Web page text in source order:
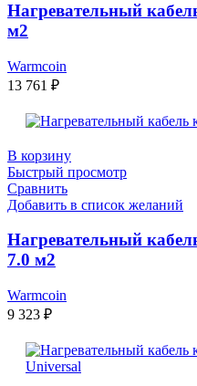
Нагревательный
м2
Warmcoin
13 761 ₽
В корзину
Быстрый просмотр
Сравнить
Добавить в список желаний
Нагревательный
7.0 м2
Warmcoin
9 323 ₽